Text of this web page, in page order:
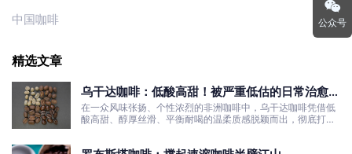
中国咖啡
精选文章
乌干达咖啡：低酸高甜！被严重低估的日常治愈口
粮豆
在一众风味张扬、个性浓烈的非洲咖啡中，乌干达咖啡凭借低
酸高甜、醇厚丝滑、平衡耐喝的温柔质感脱颖而出，彻底打破
公众号